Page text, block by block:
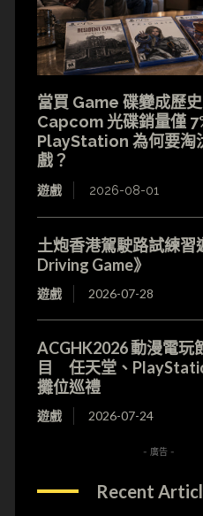
當買 Game 碟變成歷史
Capcom 光碟銷量僅
PlayStation 為何要淘
戲？
遊戲 2026-08-01
土炮香港駕駛路試練習
Driving Game》
遊戲 2026-07-28
ACGHK2026 動漫電玩
目 任天堂、
攤位巡禮
遊戲 2026-07-24
- 廣告 -
Recent